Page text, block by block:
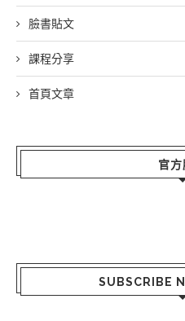
臉書貼文
課程分享
首頁文章
官方
SUBSCRIBE